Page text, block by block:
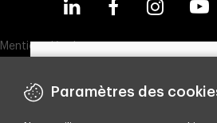
Mentions légales
Politique de confidentialité
Paramètres des